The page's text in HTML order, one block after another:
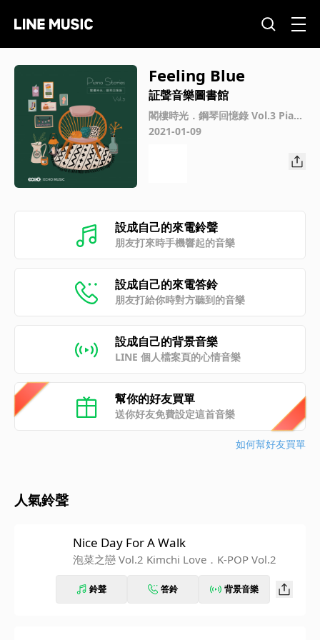
Feeling Blue
証聲音樂圖書館
閣樓時光．鋼琴回憶錄 Vol.3 Pian
o Stories Vol.3
2021-01-09
設成自己的來電鈴聲
朋友打來時手機響起的音樂
設成自己的來電答鈴
朋友打給你時對方聽到的音樂
設成自己的背景音樂
LINE 個人檔案頁的心情音樂
幫你的好友買單
送你好友免費設定這首音樂
如何幫好友買單
人氣鈴聲
Nice Day For A Walk
泡菜之戀 Vol.2 Kimchi Love．K-POP Vol.2
鈴聲 答鈴 背景音樂